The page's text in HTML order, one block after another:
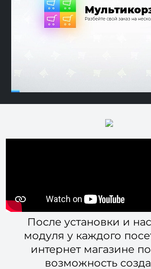
Previous
После установки и
модуля у каждого
интернет магазине
возможность